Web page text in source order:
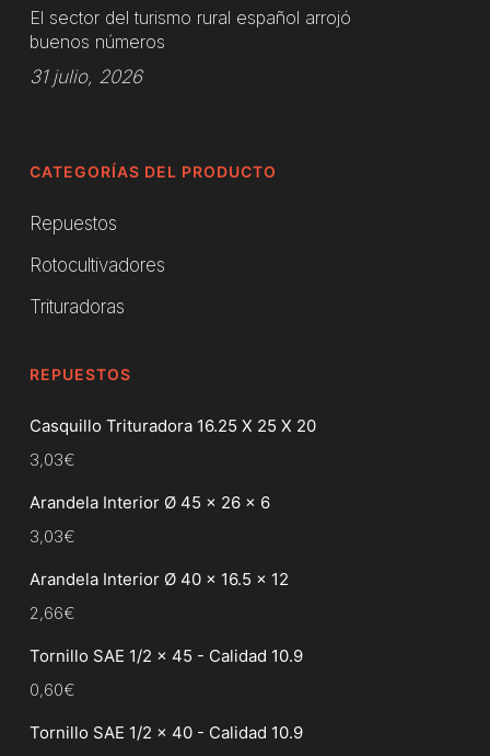
El sector del turismo rural español arrojó
buenos números
31 julio, 2026
CATEGORÍAS DEL PRODUCTO
Repuestos
Rotocultivadores
Trituradoras
REPUESTOS
Casquillo Trituradora 16.25 X 25 X 20
3,03€
Arandela Interior Ø 45 x 26 x 6
3,03€
Arandela Interior Ø 40 x 16.5 x 12
2,66€
Tornillo SAE 1/2 x 45 - Calidad 10.9
0,60€
Tornillo SAE 1/2 x 40 - Calidad 10.9